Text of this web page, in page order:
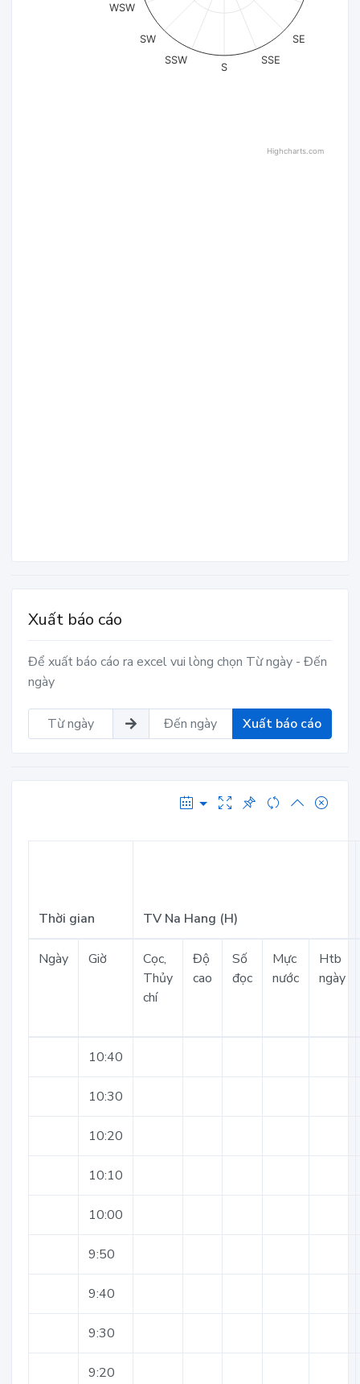
SE
SSE
S
SSW
SW
WSW
Highcharts.com
Xuất báo cáo
Để xuất báo cáo ra excel vui lòng chọn Từ ngày - Đến
ngày
Xuất báo cáo
Thời gian TV Na Hang (H)
Ngày Giờ
Cọc,
Thủy
chí
Độ
cao
Số
đọc
Mực
nước
Htb
ngày
10:40
10:30
10:20
10:10
10:00
9:50
9:40
9:30
9:20